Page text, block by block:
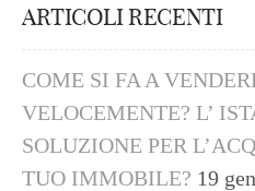
ARTICOLI RECENTI
COME SI FA A
VELOCEMENTE? L’
SOLUZIONE PER
TUO IMMOBILE? 19